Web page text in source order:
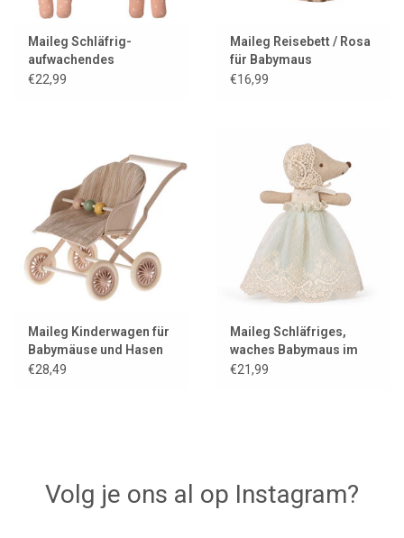
Maileg Schläfrig-
aufwachendes
Babymausmädchen in
€22,99
Maileg Reisebett / Rosa
für Babymaus
€16,99
Maileg Kinderwagen für
Babymäuse und Hasen
€28,49
Maileg Schläfriges,
waches Babymaus im
Taufkleid / Mint
€21,99
Volg je ons al op Instagram?